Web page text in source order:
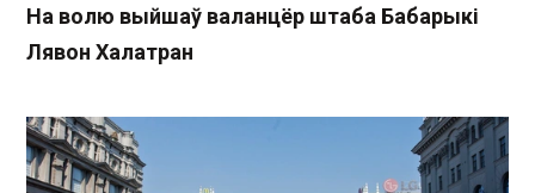
На волю выйшаў валанцёр штаба Бабарыкі
Лявон Халатран